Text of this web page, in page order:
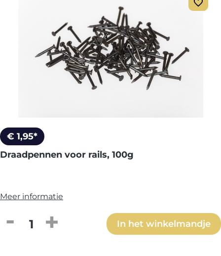
€ 1,95*
Draadpennen voor rails, 100g
Meer informatie
Producthoeveelheid: Voer deIn het winkelmandje